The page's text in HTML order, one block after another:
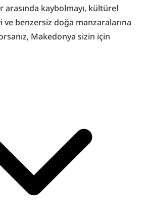
kaybolmayı, kültürel
benzersiz doğa manzaralarına
Makedonya sizin için